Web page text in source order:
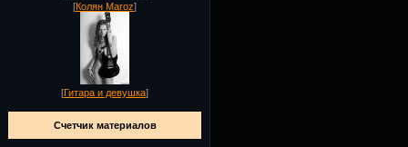
[Колян Maroz]
[Гитара и девушка]
Счетчик материалов